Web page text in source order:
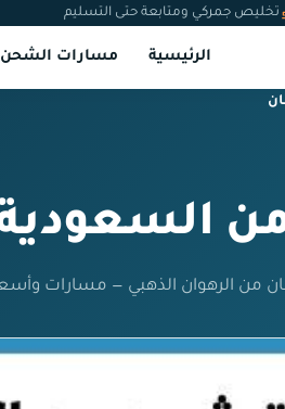
تخليص جمركي ومتابعة حتى التسليم
الرئيسية مسارات الشحن
السعودية
من الرهوان الذهبي — مسارات